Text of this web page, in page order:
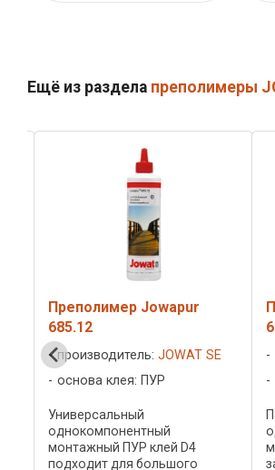
Ещё из раздела преполимеры
Преполимер Jowapur
685.16
производитель:JOWAT SE
основа клея: ПУР
Пастообразный
однокомпонентный
монтажный ПУР клей D4 для
заполнения швов подходит